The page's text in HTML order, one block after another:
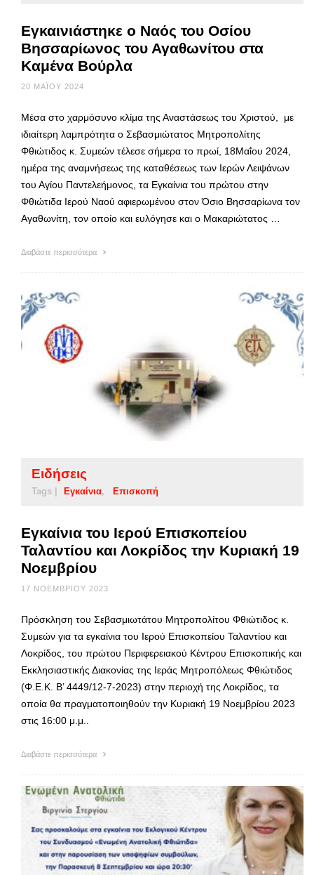
Εγκαινιάστηκε ο Ναός του Οσίου
Βησσαρίωνος του Αγαθωνίτου στα
Καμένα Βούρλα
20 ΜΑΪ́ΟΥ 2024
Μέσα στο χαρμόσυνο κλίμα της Αναστάσεως του Χριστού, με
ιδιαίτερη λαμπρότητα ο Σεβασμιώτατος Μητροπολίτης
Φθιώτιδος κ. Συμεών τέλεσε σήμερα το πρωί, 18Μαΐου 2024,
ημέρα της αναμνήσεως της καταθέσεως των Ιερών Λειψάνων
του Αγίου Παντελεήμονος, τα Εγκαίνια του πρώτου στην
Φθιώτιδα Ιερού Ναού αφιερωμένου στον Όσιο Βησσαρίωνα τον
Αγαθωνίτη, τον οποίο και ευλόγησε και ο Μακαριώτατος …
Διαβάστε περισσότερα
Ειδήσεις
Tags | Εγκαίνια Επισκοπή
Εγκαίνια του Ιερού Επισκοπείου
Ταλαντίου και Λοκρίδος την Κυριακή 19
Νοεμβρίου
17 ΝΟΕΜΒΡΊΟΥ 2023
Πρόσκληση του Σεβασμιωτάτου Μητροπολίτου Φθιώτιδος κ.
Συμεών για τα εγκαίνια του Ιερού Επισκοπείου Ταλαντίου και
Λοκρίδος, του πρώτου Περιφερειακού Κέντρου Επισκοπικής και
Εκκλησιαστικής Διακονίας της Ιεράς Μητροπόλεως Φθιώτιδος
(Φ.Ε.Κ. Β’ 4449/12-7-2023) στην περιοχή της Λοκρίδος, τα
οποία θα πραγματοποιηθούν την Κυριακή 19 Νοεμβρίου 2023
στις 16:00 μ.μ..
Διαβάστε περισσότερα